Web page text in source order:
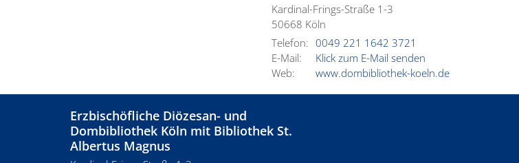
Kardinal-Frings-Straße 1-3
50668 Köln
Telefon: 0049 221 1642 3721
E-Mail:
Klick zum E-Mail senden
Web:
www.dombibliothek-koeln.de
Erzbischöfliche Diözesan- und
Dombibliothek Köln mit Bibliothek St.
Albertus Magnus